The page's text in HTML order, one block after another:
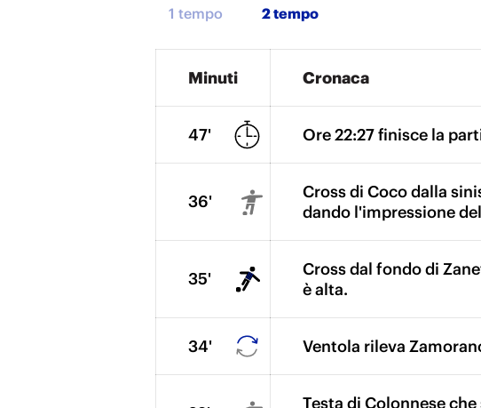
1 tempo
Minuti Cronaca
47' Ore 22:27 finisce la
36'
Cross di Coco dalla
dando l'impressione
35'
Cross dal fondo di
è alta.
34' Ventola rileva
Testa di Colonnese